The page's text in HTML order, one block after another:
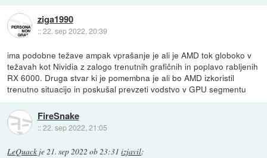
ziga1990
::22. sep 2022, 20:39
ima podobne težave ampak vprašanje je ali je AMD tok globoko v
težavah kot Nividia z zalogo trenutnih grafičnih in poplavo rabljenih
RX 6000. Druga stvar ki je pomembna je ali bo AMD izkoristil
trenutno situacijo in poskušal prevzeti vodstvo v GPU segmentu
FireSnake
::22. sep 2022, 21:05
LeQuack je21. sep 2022 ob 23:31 izjavil: